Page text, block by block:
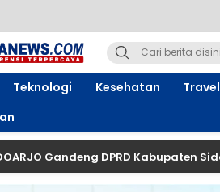
Terpercaya
Teknologi Kesehatan Travel
DPRD Kabupaten Sidoarjo